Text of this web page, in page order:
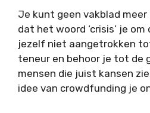
Je kunt geen vakblad
dat het woord ‘crisis’ je
jezelf niet aangetrokken
teneur en behoor je tot de
mensen die juist kansen
idee van crowdfunding je